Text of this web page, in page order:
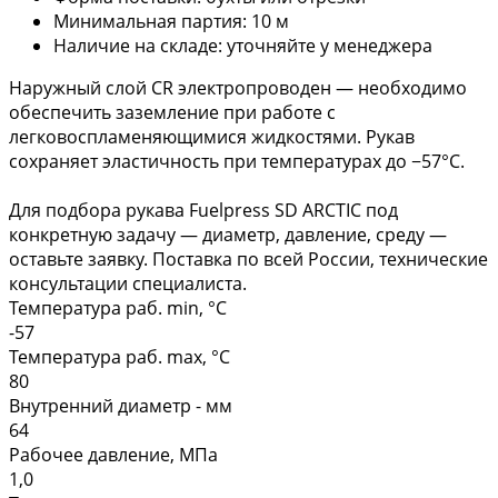
Минимальная партия: 10 м
Наличие на складе: уточняйте у менеджера
Наружный слой CR электропроводен — необходимо
обеспечить заземление при работе с
легковоспламеняющимися жидкостями. Рукав
сохраняет эластичность при температурах до −57°С.
Для подбора рукава Fuelpress SD ARCTIC под
конкретную задачу — диаметр, давление, среду —
оставьте заявку. Поставка по всей России, технические
консультации специалиста.
Температура раб. min, °C
-57
Температура раб. max, °C
80
Внутренний диаметр - мм
64
Рабочее давление, МПа
1,0